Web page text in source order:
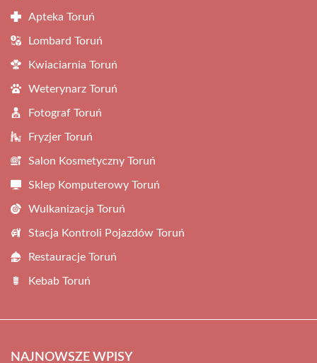
Apteka Toruń
Lombard Toruń
Kwiaciarnia Toruń
Weterynarz Toruń
Fotograf Toruń
Fryzjer Toruń
Salon Kosmetyczny Toruń
Sklep Komputerowy Toruń
Wulkanizacja Toruń
Stacja Kontroli Pojazdów Toruń
Restauracje Toruń
Kebab Toruń
NAJNOWSZE WPISY